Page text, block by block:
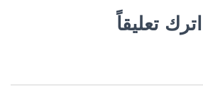
اترك تعليقاً